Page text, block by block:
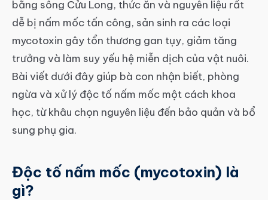
bằng sông Cửu Long, thức ăn và nguyên liệu rất
dễ bị nấm mốc tấn công, sản sinh ra các loại
mycotoxin gây tổn thương gan tụy, giảm tăng
trưởng và làm suy yếu hệ miễn dịch của vật nuôi.
Bài viết dưới đây giúp bà con nhận biết, phòng
ngừa và xử lý độc tố nấm mốc một cách khoa
học, từ khâu chọn nguyên liệu đến bảo quản và bổ
sung phụ gia.
Độc tố nấm mốc (mycotoxin) là
gì?